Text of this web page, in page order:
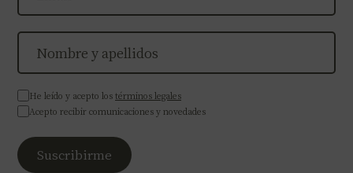
He leído y acepto los términos legales
Acepto recibir comunicaciones y novedades